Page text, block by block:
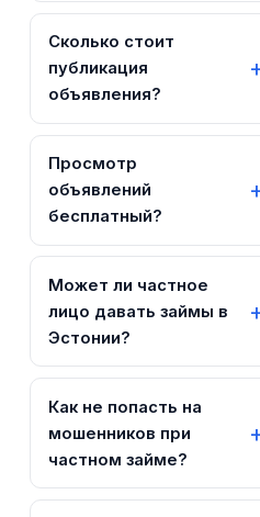
Сколько стоит
публикация
объявления?
Просмотр
объявлений
бесплатный?
Может ли частное
лицо давать займы в
Эстонии?
Как не попасть на
мошенников при
частном займе?